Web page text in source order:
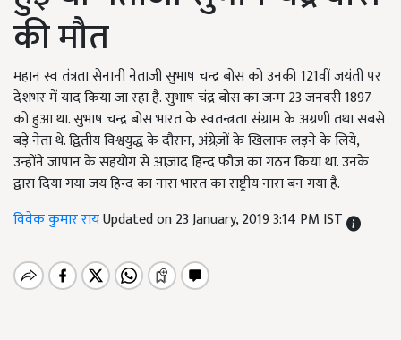
की मौत
महान स्व तंत्रता सेनानी नेताजी सुभाष चन्द्र बोस को उनकी 121वीं जयंती पर
देशभर में याद किया जा रहा है. सुभाष चंद्र बोस का जन्म 23 जनवरी 1897
को हुआ था. सुभाष चन्द्र बोस भारत के स्वतन्त्रता संग्राम के अग्रणी तथा सबसे
बड़े नेता थे. द्वितीय विश्वयुद्ध के दौरान, अंग्रेज़ों के खिलाफ लड़ने के लिये,
उन्होंने जापान के सहयोग से आज़ाद हिन्द फौज का गठन किया था. उनके
द्वारा दिया गया जय हिन्द का नारा भारत का राष्ट्रीय नारा बन गया है.
विवेक कुमार रायUpdated on 23 January, 2019 3:14 PM IST